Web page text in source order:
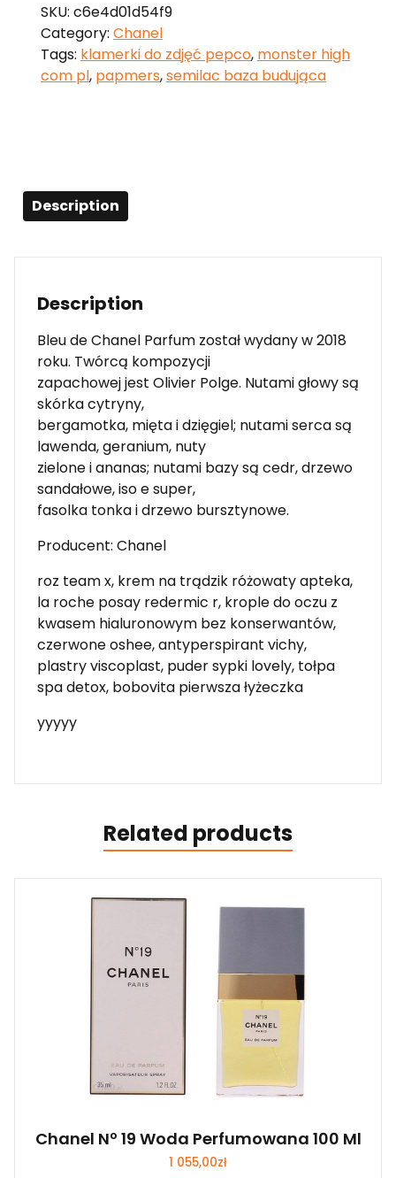
SKU: c6e4d01d54f9
Category: Chanel
Tags: klamerki do zdjęć pepco, monster high
com pl, papmers,semilac baza budująca
Description
Description
Bleu de Chanel Parfum został wydany w 2018
roku. Twórcą kompozycji
zapachowej jest Olivier Polge. Nutami głowy są
skórka cytryny,
bergamotka, mięta i dzięgiel; nutami serca są
lawenda, geranium, nuty
zielone i ananas; nutami bazy są cedr, drzewo
sandałowe, iso e super,
fasolka tonka i drzewo bursztynowe.
Producent: Chanel
roz team x, krem na trądzik różowaty apteka,
la roche posay redermic r, krople do oczu z
kwasem hialuronowym bez konserwantów,
czerwone oshee, antyperspirant vichy,
plastry viscoplast, puder sypki lovely, tołpa
spa detox, bobovita pierwsza łyżeczka
yyyyy
Related products
Chanel Nº 19 Woda Perfumowana 100 Ml
1 055,00zł